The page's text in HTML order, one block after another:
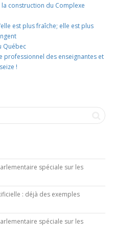
construction du Complexe
est plus fraîche; elle est plus
Québec
professionnel des enseignantes et
!
spéciale sur les
: déjà des exemples
spéciale sur les